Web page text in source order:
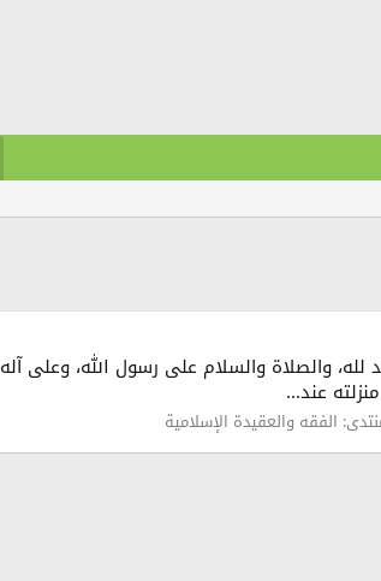
والصلاة والسلام على رسول الله، وعلى
عند...
الفقه والعقيدة الإسلامية